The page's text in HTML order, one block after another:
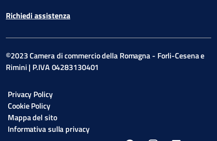
Richiedi assistenza
©2023 Camera di commercio della Romagna - Forli-Cesena e
Rimini | P.IVA 04283130401
Privacy Policy
Cookie Policy
Mappa del sito
Informativa sulla privacy